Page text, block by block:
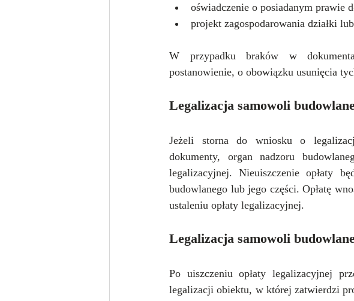
oświadczenie o posiadanym prawie
projekt zagospodarowania działki
W przypadku braków w
postanowienie, o obowiązku usunięcia
Legalizacja samowoli
Jeżeli storna do wniosku o
dokumenty, organ nadzoru
legalizacyjnej. Nieuiszczenie opłaty
budowlanego lub jego części. Opłatę
ustaleniu opłaty legalizacyjnej.
Legalizacja samowoli
Po uiszczeniu opłaty legalizacyjnej
legalizacji obiektu, w której zatwierdzi